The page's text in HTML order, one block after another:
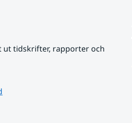
ut tidskrifter, rapporter och